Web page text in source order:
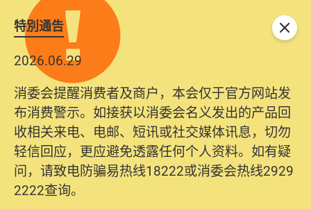
特別通告
2026.06.29
消委会提醒消费者及商户，本会仅于官方网站发
布消费警示。如接获以消委会名义发出的产品回
收相关来电、电邮、短讯或社交媒体讯息，切勿
轻信回应，更应避免透露任何个人资料。如有疑
问，请致电防骗易热线18222或消委会热线2929
2222查询。
2025.10.31
为提升使用者体验及网络安全，本会的投诉处理
系统已经进行升级及推出新功能。由2025年11月
10日起，消费者需要提供基本联络资料（包括姓
名、电邮及电话）注册帐户，才可提交投诉、查
询及建议。所有提交纪录将清晰整合于帐户中，
方便日后作出跟进。
关闭